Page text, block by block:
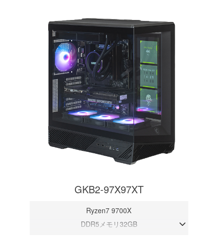
GKB2-97X97XT
Ryzen7 9700X
DDR5メモリ32GB